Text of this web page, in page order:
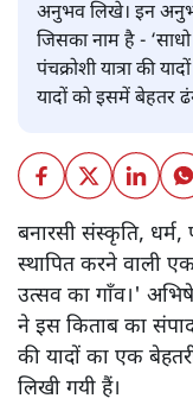
अनुभव लिखे। इन
जिसका नाम है -
पंचक्रोशी यात्रा की
यादों को इसमें बेहतर
बनारसी संस्कृति,
स्थापित करने वाली
उत्सव का गाँव।'
ने इस किताब का
की यादों का एक
लिखी गयी हैं।